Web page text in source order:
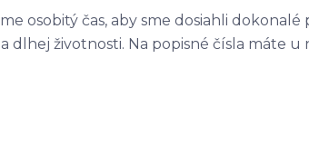
osobitý čas, aby sme dosiahli dokonalé
dlhej životnosti. Na popisné čísla máte u